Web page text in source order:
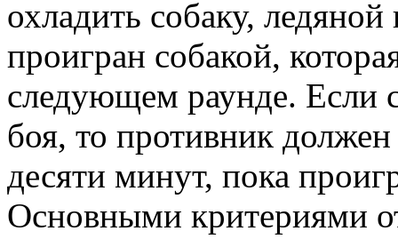
охладить собаку,
проигран собакой,
следующем раунде. Если
боя, то противник должен
десяти минут, пока
Основными критериями